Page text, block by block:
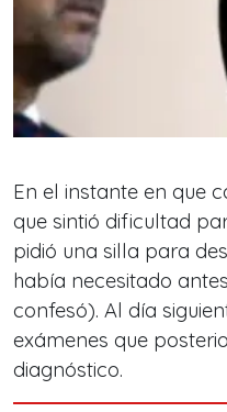
En el instante en que
que sintió dificultad
pidió una silla para
había necesitado
confesó). Al día
exámenes que
diagnóstico.